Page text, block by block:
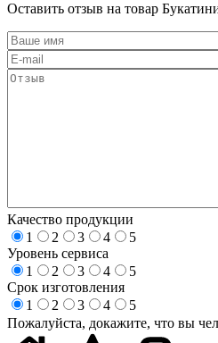
Оставить отзыв на товар
Качество продукции
1
2 3 4
5
Уровень сервиса
1
2 3 4
5
Срок изготовления
1
2 3 4
5
Пожалуйста, докажите, что вы